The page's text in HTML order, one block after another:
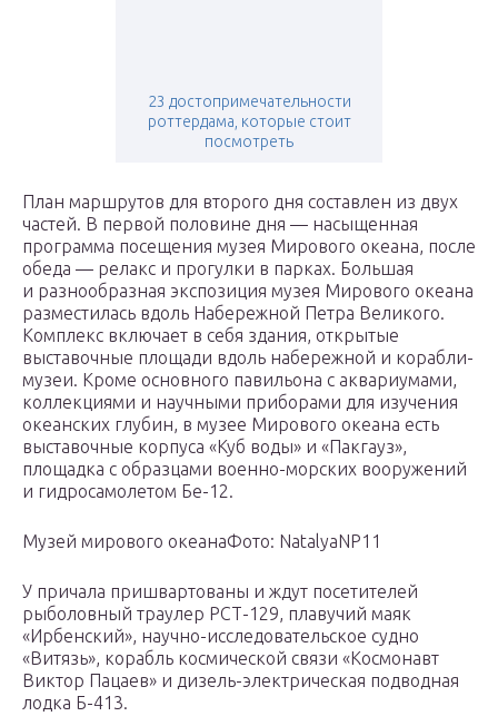
23 достопримечательности
роттердама, которые стоит
посмотреть
План маршрутов для второго дня составлен из двух
частей. В первой половине дня — насыщенная
программа посещения музея Мирового океана, после
обеда — релакс и прогулки в парках. Большая
и разнообразная экспозиция музея Мирового океана
разместилась вдоль Набережной Петра Великого.
Комплекс включает в себя здания, открытые
выставочные площади вдоль набережной и корабли-
музеи. Кроме основного павильона с аквариумами,
коллекциями и научными приборами для изучения
океанских глубин, в музее Мирового океана есть
выставочные корпуса «Куб воды» и «Пакгауз»,
площадка с образцами военно-морских вооружений
и гидросамолетом Бе-12.
Музей мирового океанаФото: NatalyaNP11
У причала пришвартованы и ждут посетителей
рыболовный траулер РСТ-129, плавучий маяк
«Ирбенский», научно-исследовательское судно
«Витязь», корабль космической связи «Космонавт
Виктор Пацаев» и дизель-электрическая подводная
лодка Б-413.